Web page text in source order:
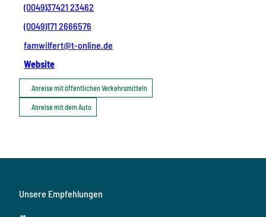
(0049)37421 23462
(0049)171 2666576
famwilfert@t-online.de
Website
Anreise mit öffentlichen Verkehrsmitteln
Anreise mit dem Auto
Unsere Empfehlungen